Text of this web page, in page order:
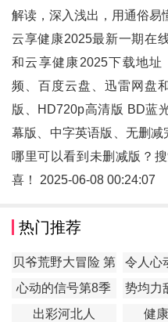
解读，深入浅出，用通俗易
云享健康2025最新一期在
和云享健康2025下载地址
频、百度云盘、迅雷网盘
版、HD720p高清版 BD蓝
幕版、中字英语版、无删
哪里可以看到未删减版？
喜！ 2025-06-08 00:24:07
热门推荐
贝爷荒野大冒险 第
一季
令人心
心动的信号第8季
势均力
出彩河北人
健